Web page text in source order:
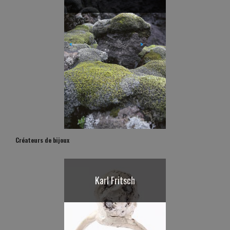
Michel Fickinger
Iyas
< >
Créateurs de bijoux
Karl Fritsch